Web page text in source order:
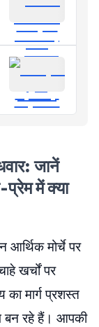
जानें
में क्या
आर्थिक मोर्चे पर
खर्चों पर
मार्ग प्रशस्त
बन रहे हैं। आपकी